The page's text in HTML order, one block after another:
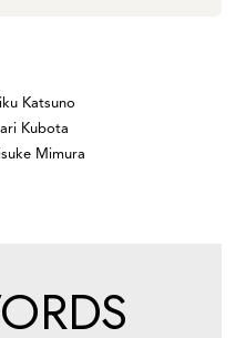
Katsuno
Kubota
Mimura